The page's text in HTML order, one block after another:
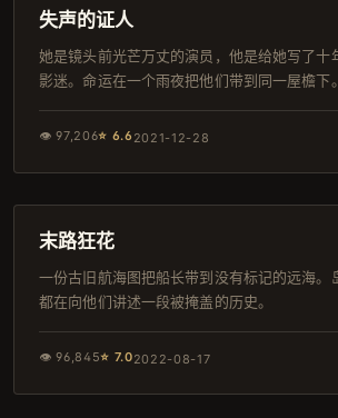
热播
失声的证人
她是镜头前光芒万丈的演员，他是给她写了十
影迷。命运在一个雨夜把他们带到同一屋檐下。
👁97,206⭐ 6.6 2021-12-28
热播
末路狂花
一份古旧航海图把船长带到没有标记的远海。
都在向他们讲述一段被掩盖的历史。
👁96,845⭐ 7.02022-08-17